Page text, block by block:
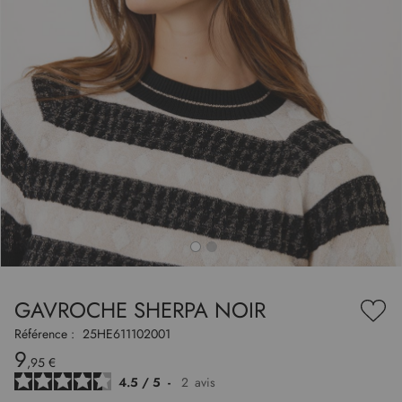
GAVROCHE SHERPA NOIR
à
Référence : 25HE611102001
9,95 €
4.5 / 5 - 2 avis